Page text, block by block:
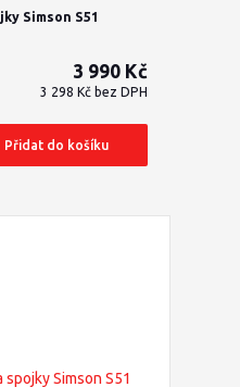
Simson S51
3 990 Kč
3 298 Kč bez DPH
Přidat do košíku